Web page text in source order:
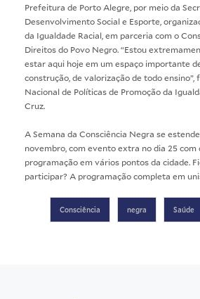
Prefeitura de Porto Alegre, por meio da
Desenvolvimento Social e Esporte,
da Igualdade Racial, em parceria com o
Direitos do Povo Negro. “Estou
estar aqui hoje em um espaço importante
construção, de valorização de todo ensino”,
Nacional de Políticas de Promoção da
Cruz.
A Semana da Consciência Negra se
novembro, com evento extra no dia 25 com
programação em vários pontos da cidade.
participar? A programação completa em
Consciência negra Saúde